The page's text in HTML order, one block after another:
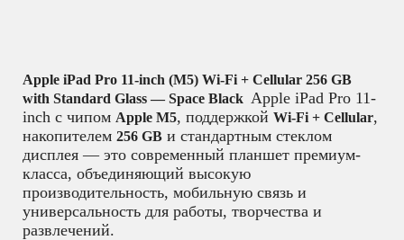
Apple iPad Pro 11-inch (M5) Wi-Fi + Cellular 256 GB
with Standard Glass — Space Black Apple iPad Pro 11-
inch с чипом Apple M5, поддержкой Wi-Fi + Cellular,
накопителем 256 GB и стандартным стеклом
дисплея — это современный планшет премиум-
класса, объединяющий высокую
производительность, мобильную связь и
универсальность для работы, творчества и
развлечений.